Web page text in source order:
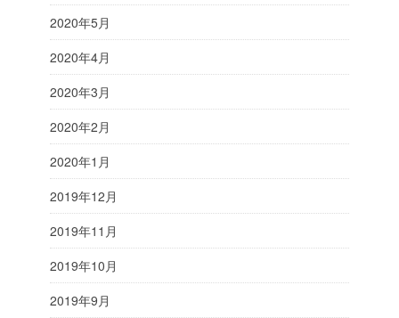
2020年5月
2020年4月
2020年3月
2020年2月
2020年1月
2019年12月
2019年11月
2019年10月
2019年9月